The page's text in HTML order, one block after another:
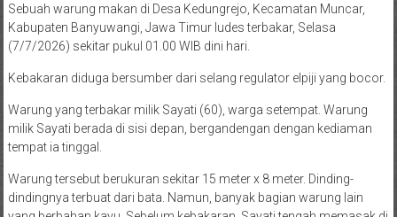
Sebuah warung makan di Desa Kedungrejo, Kecamatan Muncar,
Kabupaten Banyuwangi, Jawa Timur ludes terbakar, Selasa
(7/7/2026) sekitar pukul 01.00 WIB dini hari.
Kebakaran diduga bersumber dari selang regulator elpiji yang bocor.
Warung yang terbakar milik Sayati (60), warga setempat. Warung
milik Sayati berada di sisi depan, bergandengan dengan kediaman
tempat ia tinggal.
Warung tersebut berukuran sekitar 15 meter x 8 meter. Dinding-
dindingnya terbuat dari bata. Namun, banyak bagian warung lain